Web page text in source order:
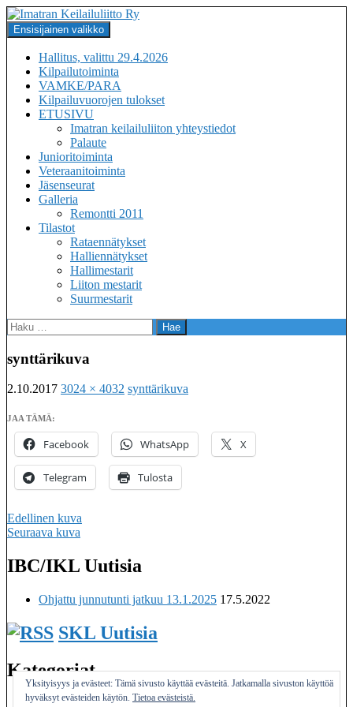
Siirry
sisältöön
Imatran Keilailuliitto Ry
Haku
Ensisijainen valikko
Hallitus, valittu 29.4.2026
Kilpailutoiminta
VAMKE/PARA
Kilpailuvuorojen tulokset
ETUSIVU
Imatran keilailuliiton yhteystiedot
Palaute
Junioritoiminta
Veteraanitoiminta
Jäsenseurat
Galleria
Remontti 2011
Tilastot
Rataennätykset
Halliennätykset
Hallimestarit
Liiton mestarit
Suurmestarit
Haku:
synttärikuva
2.10.2017 3024 × 4032 synttärikuva
JAA TÄMÄ:
Facebook WhatsApp X
Telegram Tulosta
Edellinen kuva
Seuraava kuva
IBC/IKL Uutisia
Ohjattu junnutunti jatkuu 13.1.2025 17.5.2022
SKL Uutisia
Kategoriat
Yleinen
Yksityisyys ja evästeet: Tämä sivusto käyttää evästeitä. Jatkamalla sivuston käyttöä
hyväksyt evästeiden käytön. Tietoa evästeistä.